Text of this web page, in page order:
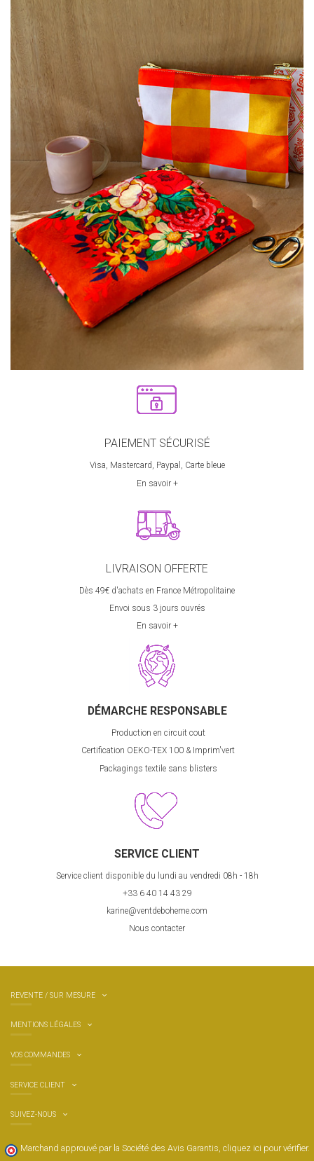
PAIEMENT SÉCURISÉ
Visa, Mastercard, Paypal, Carte bleue
En savoir +
LIVRAISON OFFERTE
Dès 49€ d'achats en France Métropolitaine
Envoi sous 3 jours ouvrés
En savoir +
DÉMARCHE RESPONSABLE
Production en circuit cout
Certification OEKO-TEX 100 & Imprim'vert
Packagings textile sans blisters
SERVICE CLIENT
Service client disponible du lundi au vendredi 08h - 18h
+33 6 40 14 43 29
karine@ventdeboheme.com
Nous contacter
REVENTE / SUR MESURE
MENTIONS LÉGALES
VOS COMMANDES
SERVICE CLIENT
Marchand approuvé par la Société des Avis Garantis, cliquez ici pour vérifier.
SUIVEZ-NOUS